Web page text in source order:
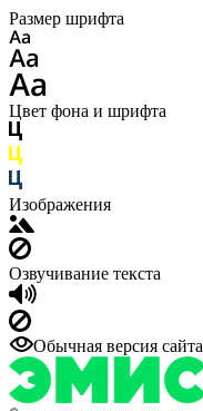
Размер шрифта
Цвет фона и шрифта
Изображения
Озвучивание текста
Обычная версия сайта